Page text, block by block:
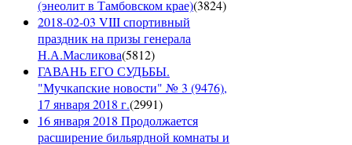
(энеолит в Тамбовском крае)(3824)
2018-02-03 VIII спортивный
праздник на призы генерала
Н.А.Масликова(5812)
ГАВАНЬ ЕГО СУДЬБЫ.
"Мучкапские новости" № 3 (9476),
17 января 2018 г.(2991)
16 января 2018 Продолжается
расширение бильярдной комнаты и